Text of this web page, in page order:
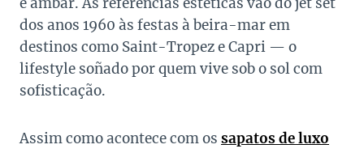
dos anos 1960 às festas à beira-mar em
destinos como Saint-Tropez e Capri — o
lifestyle soñado por quem vive sob o sol com
sofisticação.
Assim como acontece com os sapatos de luxo